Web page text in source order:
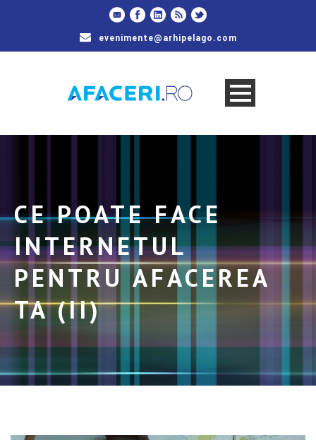
evenimente@arhipelago.com
CE POATE FACE
INTERNETUL
PENTRU AFACEREA
TA (II)